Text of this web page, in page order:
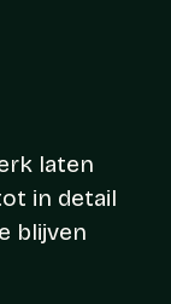
laten
in detail
blijven